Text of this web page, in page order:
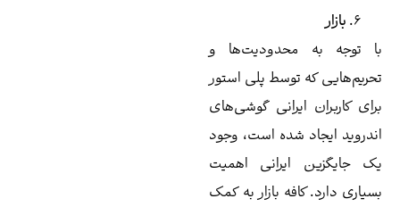
و
پلی استور
گوشی‌های
شده است، وجود
اهمیت
بازار به کمک